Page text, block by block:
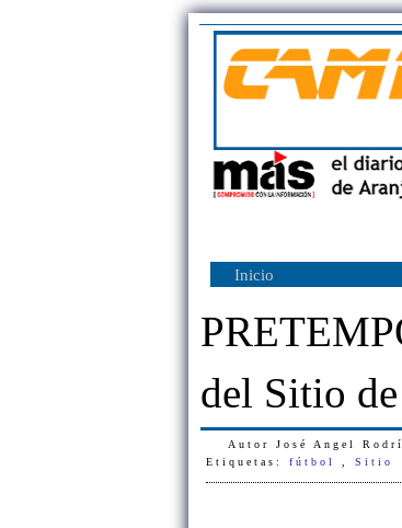
Inicio
del Sitio
Autor José Angel
Etiquetas: fútbol Sitio